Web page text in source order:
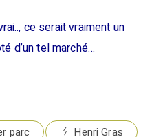
ce serait vraiment un
d’un tel marché…
parc
Henri Gras